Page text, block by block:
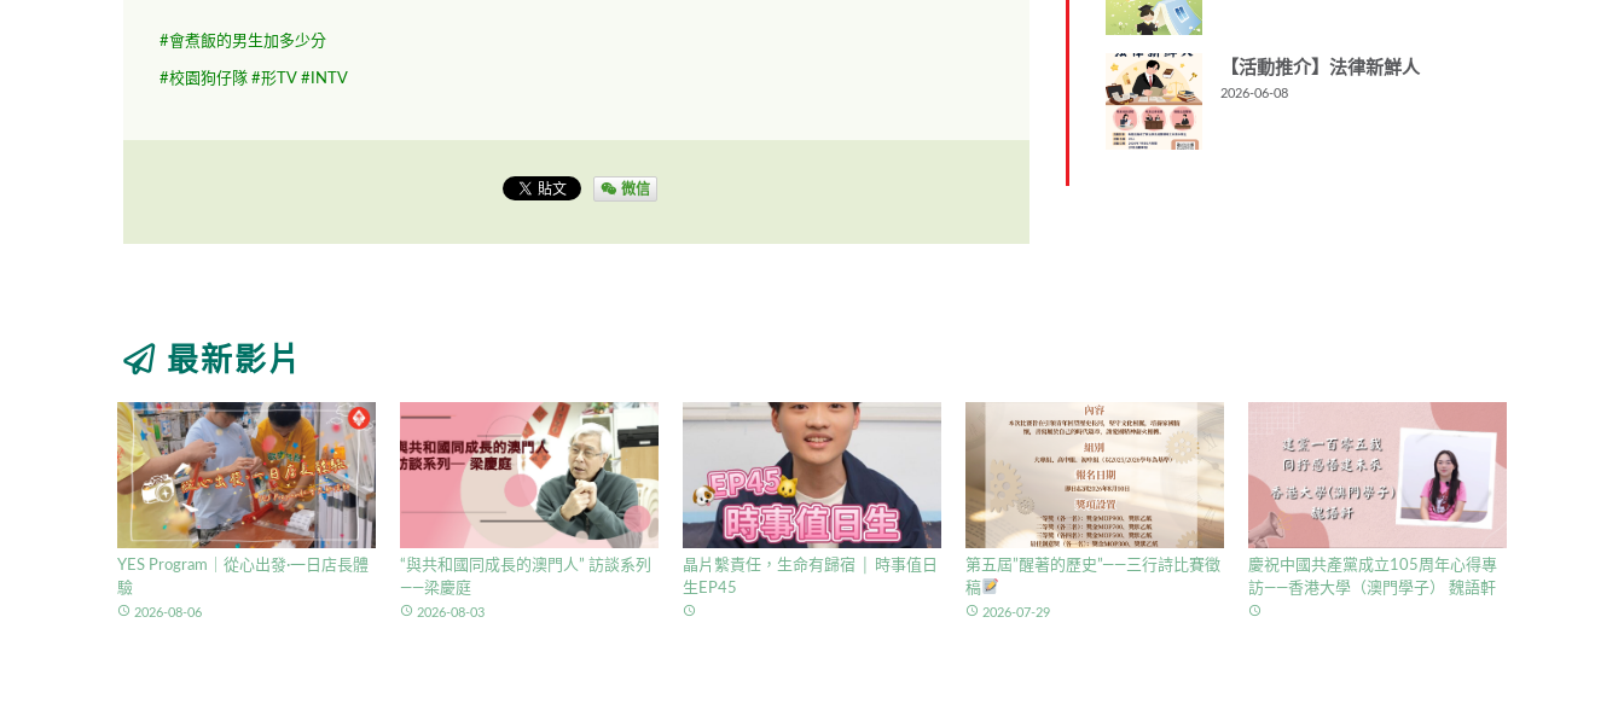
#會煮飯的男生加多少分
#校園狗仔隊 #形 TV #INTV
微信
【活動推介】法律新鮮人
2026-06-08
最新影片
YES Program｜從心出發·一日店長體
驗
access_time 2026-08-06
“與共和國同成長的澳門人” 訪談系列
——梁慶庭
access_time 2026-08-03
晶片繫責任，生命有歸宿 │ 時事值日
生EP45
access_time
第五屆”醒著的歷史”——三行詩比賽徵
稿
access_time 2026-07-29
慶祝中國共產黨成立105周年心得專
訪——香港大學（澳門學子） 魏語軒
access_time